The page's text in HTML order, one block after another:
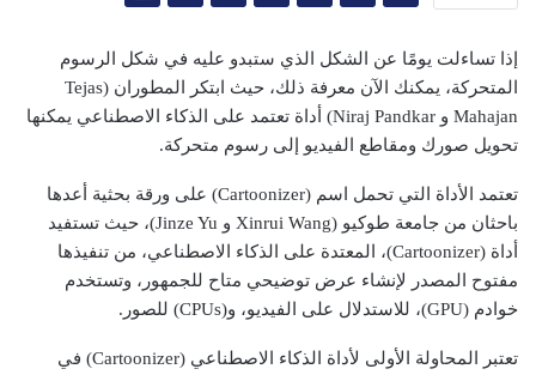
إذا تساءلت يومًا عن الشكل الذي ستبدو عليه في شكل الرسوم
المتحركة، يمكنك الآن معرفة ذلك، حيث ابتكر المطوران (Tejas
Mahajan و Niraj Pandkar) أداة تعتمد على الذكاء الاصطناعي يمكنها
تحويل صورك ومقاطع الفيديو إلى رسوم متحركة.
تعتمد الأداة التي تحمل اسم (Cartoonizer) على ورقة بحثية أعدها
باحثان من جامعة طوكيو (Xinrui Wang و Jinze Yu)، حيث تستفيد
أداة (Cartoonizer)، المعتدة على الذكاء الاصطناعي، من تنفيذها
مفتوح المصدر لإنشاء عرض توضيحي متاح للجمهور، وتستخدم
خوادم (GPU)، للاستدلال على الفيديو، و(CPUs) للصور.
تعتبر المحاولة الأولى لأداة الذكاء الاصطناعي (Cartoonizer) في